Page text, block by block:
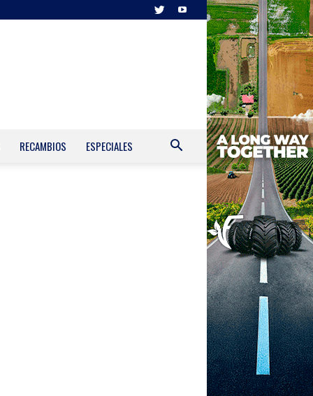
RECAMBIOS ESPECIALES